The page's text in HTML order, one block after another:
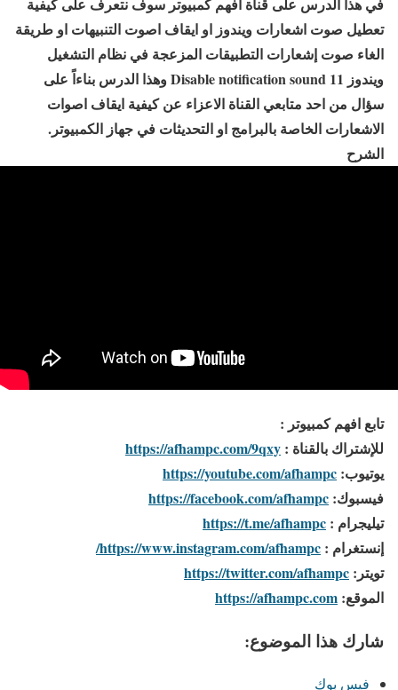
تعطيل صوت اشعارات ويندوز او ايقاف اصوت التنبيهات او طريقة
الغاء صوت إشعارات التطبيقات المزعجة في نظام التشغيل
ويندوز 11 Disable notification sound وهذا الدرس بناءاً على
سؤال من احد متابعي القناة الاعزاء عن كيفية ايقاف اصوات
الاشعارات الخاصة بالبرامج او التحديثات في جهاز الكمبيوتر.
الشرح
تابع افهم كمبيوتر :
للإشتراك بالقناة : https://afhampc.com/9qxy
يوتيوب: https://youtube.com/afhampc
فيسبوك: https://facebook.com/afhampc
تيليجرام : https://t.me/afhampc
إنستغرام : https://www.instagram.com/afhampc/
تويتر: https://twitter.com/afhampc
الموقع: https://afhampc.com
شارك هذا الموضوع:
فيس بوك